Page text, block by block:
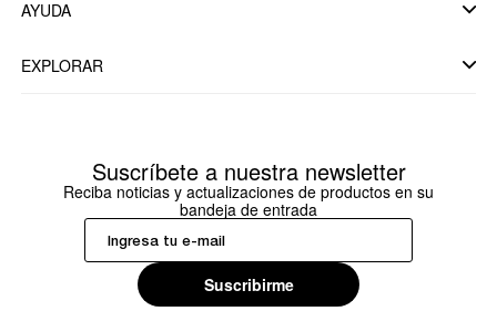
AYUDA
EXPLORAR
Suscríbete a nuestra newsletter
Reciba noticias y actualizaciones de productos en su
bandeja de entrada
Suscribirme